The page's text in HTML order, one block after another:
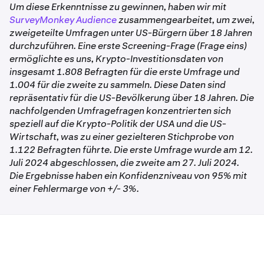
Um diese Erkenntnisse zu gewinnen, haben wir mit
SurveyMonkey Audiencezusammengearbeitet, um zwei,
zweigeteilte Umfragen unter US-Bürgern über 18 Jahren
durchzuführen. Eine erste Screening-Frage (Frage eins)
ermöglichte es uns, Krypto-Investitionsdaten von
insgesamt 1.808 Befragten für die erste Umfrage und
1.004 für die zweite zu sammeln. Diese Daten sind
repräsentativ für die US-Bevölkerung über 18 Jahren. Die
nachfolgenden Umfragefragen konzentrierten sich
speziell auf die Krypto-Politik der USA und die US-
Wirtschaft, was zu einer gezielteren Stichprobe von
1.122 Befragten führte. Die erste Umfrage wurde am 12.
Juli 2024 abgeschlossen, die zweite am 27. Juli 2024.
Die Ergebnisse haben ein Konfidenzniveau von 95% mit
einer Fehlermarge von +/- 3%.